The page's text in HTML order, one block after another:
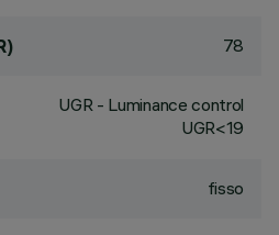
78
UGR - Luminance control
UGR<19
fisso